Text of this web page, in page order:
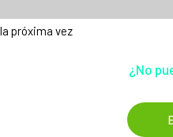
próxima vez
¿No